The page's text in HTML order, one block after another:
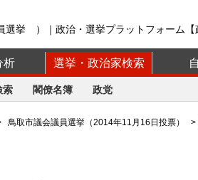
挙 ）｜政治・選挙プラットフォーム【
析 選挙・政治家検索
索 閣僚名簿 政党
鳥取市議会議員選挙（2014年11月16日投票） >